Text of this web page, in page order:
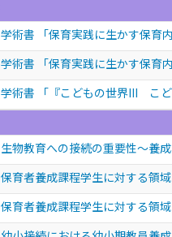
学術書 「保育実践に生かす保育
学術書 「保育実践に生かす保育
学術書 「『こどもの世界III こ
生物教育への接続の重要性～養
保育者養成課程学生に対する領
保育者養成課程学生に対する領